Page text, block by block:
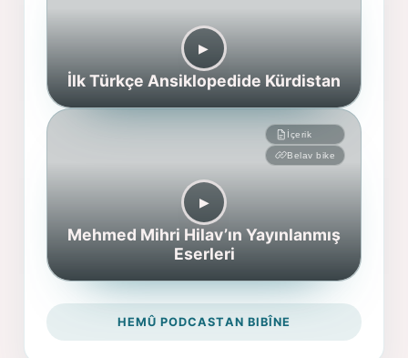
▶︎
İlk Türkçe Ansiklopedide Kürdistan
İçerik
Belav bike
▶︎
Mehmed Mihri Hilav’ın Yayınlanmış
Eserleri
HEMÛ PODCASTAN BIBÎNE